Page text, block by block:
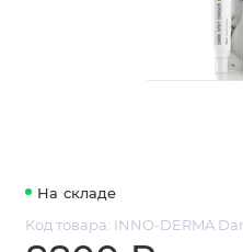
На складе
Код товара: INNO-DERMA